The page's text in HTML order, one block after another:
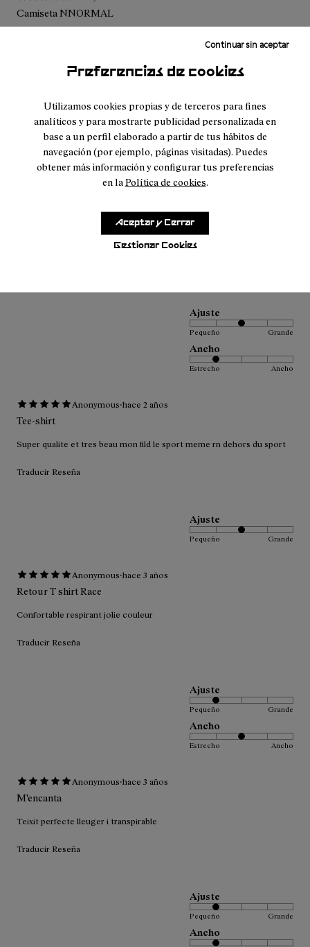
Preferencias de cookies
Utilizamos cookies propias y de terceros para fines
analíticos y para mostrarte publicidad personalizada en
base a un perfil elaborado a partir de tus hábitos de
navegación (por ejemplo, páginas visitadas). Puedes
obtener más información y configurar tus preferencias
en laPolítica de cookies
Gestionar Cookies
Continuar sin aceptar
Aceptar y Cerrar
Camiseta NNORMAL
de primera y con el menor impacto medioambiental.
Ancho
Estrecho
Anonymous·hace 2 años
Camiseta molt lleugera i comoda. L’únic però és que el coll cedeix
Ajuste
Pequeño Grande
Ancho
Estrecho Ancho
Anonymous·hace 2 años
Tee-shirt
Super qualite et tres beau mon fild le sport meme rn dehors du sport
Traducir Reseña
Ajuste
Pequeño Grande
Anonymous·hace 3 años
Retour T shirt Race
Confortable respirant jolie couleur
Traducir Reseña
Ajuste
Pequeño Grande
Ancho
Estrecho Ancho
Anonymous·hace 3 años
M'encanta
Teixit perfecte lleuger i transpirable
Traducir Reseña
Ajuste
Pequeño Grande
Ancho